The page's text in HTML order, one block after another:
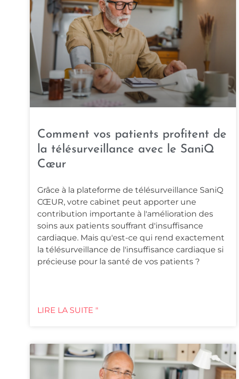
Comment vos patients profitent de
la télésurveillance avec le SaniQ
Cœur
Grâce à la plateforme de télésurveillance SaniQ
CŒUR, votre cabinet peut apporter une
contribution importante à l'amélioration des
soins aux patients souffrant d'insuffisance
cardiaque. Mais qu'est-ce qui rend exactement
la télésurveillance de l'insuffisance cardiaque si
précieuse pour la santé de vos patients ?
LIRE LA SUITE "